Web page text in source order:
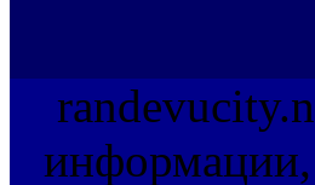
информации,